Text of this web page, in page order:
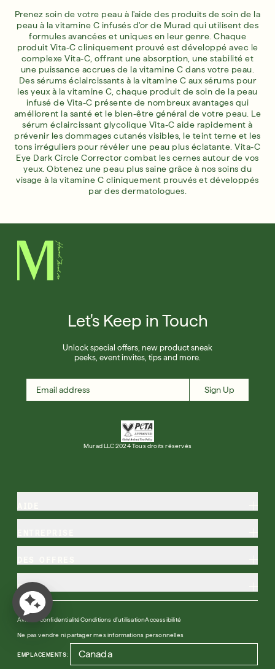
Prenez soin de votre peau à l'aide des produits de soin de la
peau à la vitamine C infusés d'or de Murad qui utilisent des
formules avancées et uniques en leur genre. Chaque
produit Vita-C cliniquement prouvé est développé avec le
complexe Vita-C, offrant une absorption, une stabilité et
une puissance accrues de la vitamine C dans votre peau.
Des sérums éclaircissants à la vitamine C aux sérums pour
les yeux à la vitamine C, chaque produit de soin de la peau
infusé de Vita-C présente de nombreux avantages qui
améliorent la santé et le bien-être général de votre peau. Le
sérum éclaircissant glycolique Vita-C aide rapidement à
prévenir les dommages cutanés visibles, le teint terne et les
tons irréguliers pour révéler une peau plus éclatante. Vita-C
Eye Dark Circle Corrector combat les cernes autour de vos
yeux. Obtenez une peau plus saine grâce à nos soins du
visage à la vitamine C cliniquement prouvés et développés
par des dermatologues.
Let's Keep in Touch
Unlock special offers, new product sneak
peeks, event invites, tips and more.
Sign Up
Murad LLC 2024 Tous droits réservés
PLUS
Avis de confidentialitéConditions d'utilisationAccessibilité
Ne pas vendre ni partager mes informations personnelles
EMPLACEMENTS: